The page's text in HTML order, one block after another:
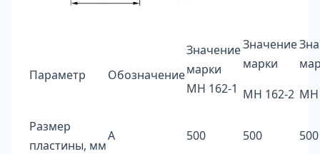
Параметр Обозначение
Значение
марки
МН 162-1
Значение
марки
МН 162-2 МН
Размер
пластины, мм
А 500 500
500